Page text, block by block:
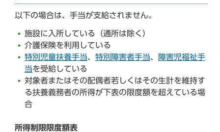
以下の場合は、手当が支給されません。
施設に入所している（通所は除く）
介護保険を利用している
特別児童扶養手当、 特別障害者手当、
障害児福祉手
当を受給している
対象者またはその配偶者若しくはその生計を維持す
る扶養義務者の所得が下表の限度額を超えている場
合
所得制限限度額表